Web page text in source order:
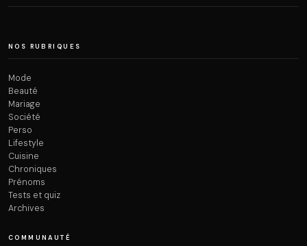
NOS RUBRIQUES
Mode
Beauté
Mariage
Société
Perso
Lifestyle
Cuisine
Chroniques
Prénoms
Tests et quiz
Archives
COMMUNAUTÉ